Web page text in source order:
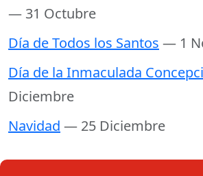
— 31 Octubre
Día de Todos los Santos — 1
Día de la Inmaculada
Diciembre
Navidad — 25 Diciembre